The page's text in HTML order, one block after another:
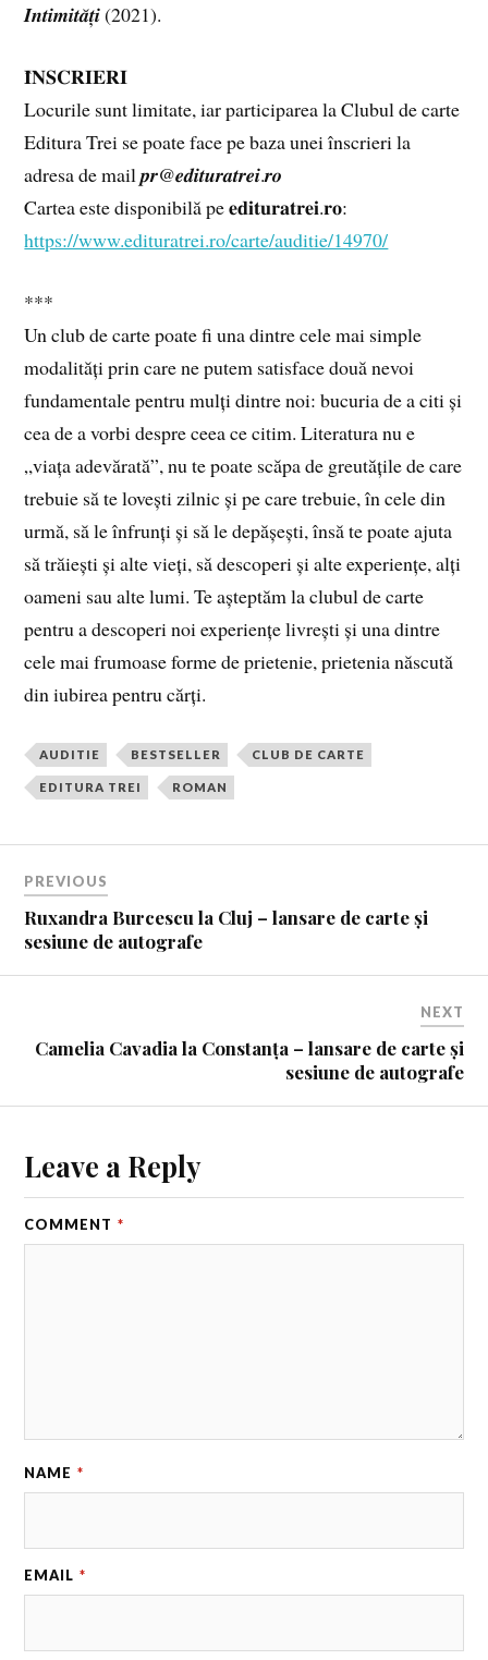
𝑰𝒏𝒕𝒊𝒎𝒊𝒕𝒂̆𝒕̦𝒊 (2021).
𝐈̂𝐍𝐒𝐂𝐑𝐈𝐄𝐑𝐈
Locurile sunt limitate, iar participarea la Clubul de carte
Editura Trei se poate face pe baza unei înscrieri la
adresa de mail 𝒑𝒓@𝒆𝒅𝒊𝒕𝒖𝒓𝒂𝒕𝒓𝒆𝒊.𝒓𝒐
Cartea este disponibilă pe 𝐞𝐝𝐢𝐭𝐮𝐫𝐚𝐭𝐫𝐞𝐢.𝐫𝐨:
https://www.edituratrei.ro/carte/auditie/14970/
***
Un club de carte poate fi una dintre cele mai simple
modalități prin care ne putem satisface două nevoi
fundamentale pentru mulți dintre noi: bucuria de a citi și
cea de a vorbi despre ceea ce citim. Literatura nu e
„viața adevărată”, nu te poate scăpa de greutățile de care
trebuie să te lovești zilnic și pe care trebuie, în cele din
urmă, să le înfrunți și să le depășești, însă te poate ajuta
să trăiești și alte vieți, să descoperi și alte experiențe, alți
oameni sau alte lumi. Te așteptăm la clubul de carte
pentru a descoperi noi experiențe livrești și una dintre
cele mai frumoase forme de prietenie, prietenia născută
din iubirea pentru cărți.
AUDITIE BESTSELLER CLUB DE CARTE
EDITURA TREI ROMAN
PREVIOUS
Ruxandra Burcescu la Cluj – lansare de carte și
sesiune de autografe
NEXT
Camelia Cavadia la Constanța – lansare de carte și
sesiune de autografe
Leave a Reply
COMMENT *
NAME *
EMAIL *